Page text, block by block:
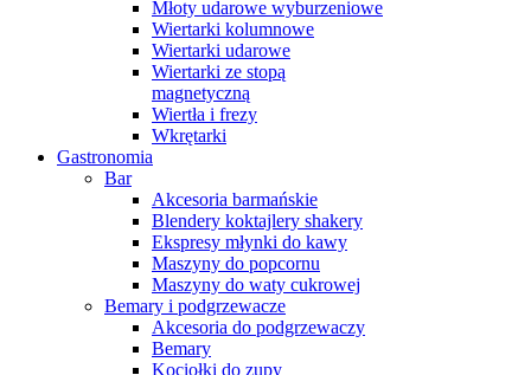
Młoty udarowe wyburzeniowe
Wiertarki kolumnowe
Wiertarki udarowe
Wiertarki ze stopą
magnetyczną
Wiertła i frezy
Wkrętarki
Gastronomia
Bar
Akcesoria barmańskie
Blendery koktajlery shakery
Ekspresy młynki do kawy
Maszyny do popcornu
Maszyny do waty cukrowej
Bemary i podgrzewacze
Akcesoria do podgrzewaczy
Bemary
Kociołki do zupy